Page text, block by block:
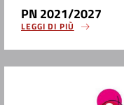
PN 2021/2027
LEGGI DI PIÙ